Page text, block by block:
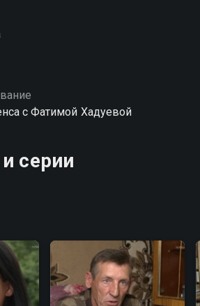
с Фатимой Хадуевой
серии